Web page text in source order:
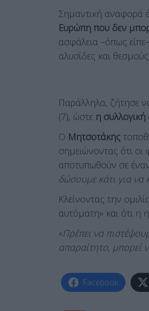
Σημαντική αναφορά
Ευρώπη που δεν
ασφάλεια –όπως
αλυσίδες και θεσμούς.
Παράλληλα, ζήτησε
(7), ώστε η
Ο Μητσοτάκης
σημειώνοντας ότι οι
αποτυπωθούν σε
δώσουμε κάτι για
Κλείνοντας την
αυτόματη» και ότι η
«Πρέπει να
απαραίτητο, μπορεί
Facebook